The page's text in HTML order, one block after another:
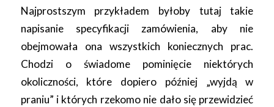
Najprostszym przykładem byłoby tutaj takie
napisanie specyfikacji zamówienia, aby nie
obejmowała ona wszystkich koniecznych prac.
Chodzi o świadome pominięcie niektórych
okoliczności, które dopiero później „wyjdą w
praniu” i których rzekomo nie dało się przewidzieć